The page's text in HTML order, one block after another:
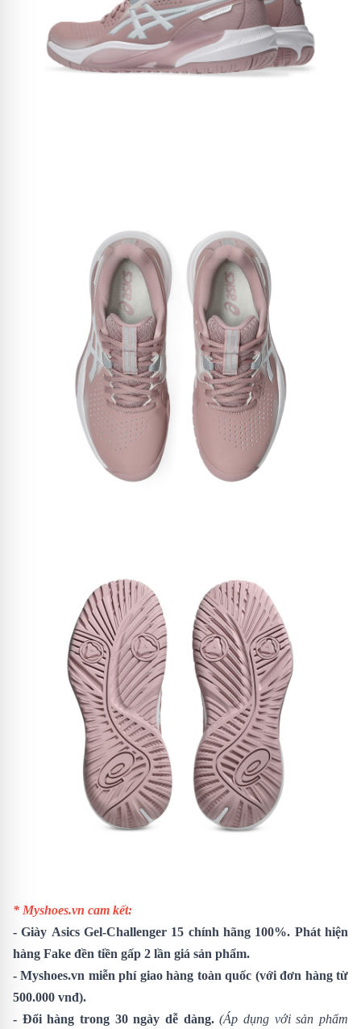
* Myshoes.vn cam kết:
-Giày Asics Gel-Challenger 15 chính hãng 100%. Phát hiện
hàng Fake đền tiền gấp 2 lần giá sản phẩm.
- Myshoes.vn miễn phí giao hàng toàn quốc (với đơn hàng từ
500.000 vnđ).
- Đổi hàng trong 30 ngày dễ dàng.(Áp dụng với sản phẩm